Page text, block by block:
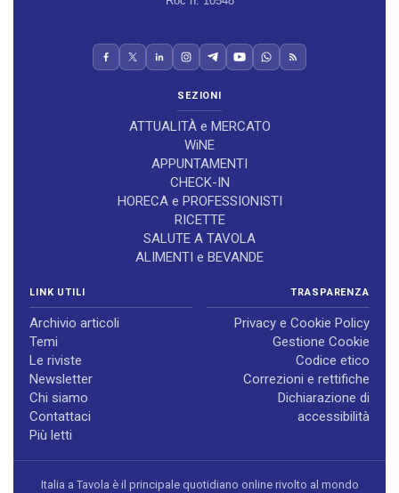
SEZIONI
ATTUALITÀ e MERCATO
WiNE
APPUNTAMENTI
CHECK-IN
HORECA e PROFESSIONISTI
RICETTE
SALUTE A TAVOLA
ALIMENTI e BEVANDE
LINK UTILI
Archivio articoli
Temi
Le riviste
Newsletter
Chi siamo
Contattaci
Più letti
TRASPARENZA
Privacy e Cookie Policy
Gestione Cookie
Codice etico
Correzioni e rettifiche
Dichiarazione di
accessibilità
Italia a Tavola è il principale quotidiano online rivolto al mondo